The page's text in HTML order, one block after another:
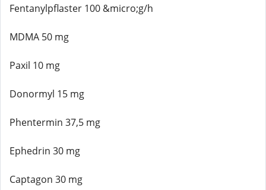
Fentanylpflaster 100 &micro;g/h
MDMA 50 mg
Paxil 10 mg
Donormyl 15 mg
Phentermin 37,5 mg
Ephedrin 30 mg
Captagon 30 mg